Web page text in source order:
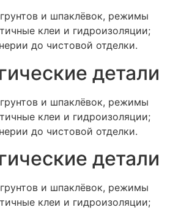
и шпаклёвок, режимы
клеи и гидроизоляции;
до чистовой отделки.
детали
и шпаклёвок, режимы
клеи и гидроизоляции;
до чистовой отделки.
детали
и шпаклёвок, режимы
клеи и гидроизоляции;